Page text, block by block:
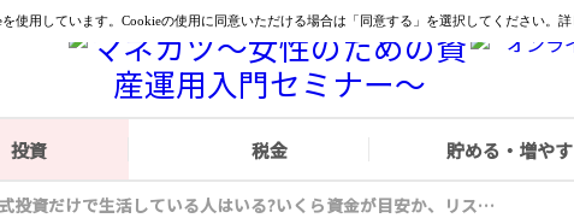
投資 税金 貯める・増やす
株式投資だけで生活している人はいる?いくら資金が目安か、リスクや稼ぐ方法について解説